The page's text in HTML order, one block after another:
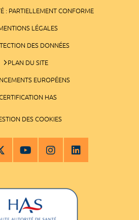
: PARTIELLEMENT CONFORME
LÉGALES
DES DONNÉES
PLAN DU SITE
EUROPÉENS
HAS
DES COOKIES